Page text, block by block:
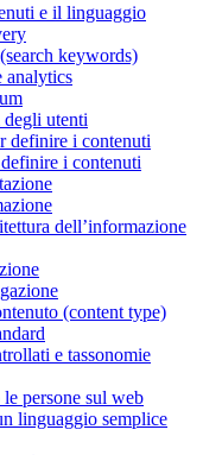
e il linguaggio
keywords)
analytics
utenti
definire i contenuti
i contenuti
dell’informazione
(content type)
e tassonomie
persone sul web
linguaggio semplice